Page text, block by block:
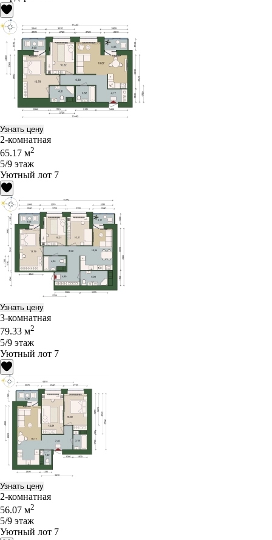
Узнать цену
2-комнатная
65.17 м2
5/9 этаж
Уютный лот 7
Узнать цену
3-комнатная
79.33 м2
5/9 этаж
Уютный лот 7
Узнать цену
2-комнатная
56.07 м2
5/9 этаж
Уютный лот 7